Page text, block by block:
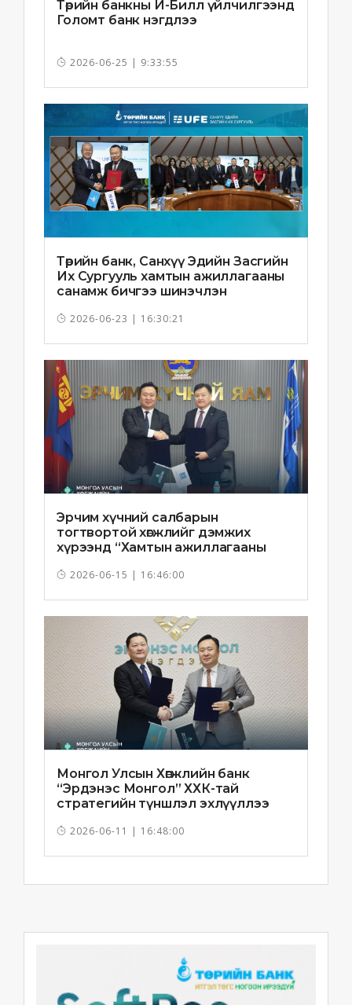
Төрийн банкны И-Билл үйлчилгээнд
Голомт банк нэгдлээ
2026-06-25 | 9:33:55
Төрийн банк, Санхүү Эдийн Засгийн
Их Сургууль хамтын ажиллагааны
санамж бичгээ шинэчлэн
2026-06-23 | 16:30:21
Эрчим хүчний салбарын
тогтвортой хөгжлийг дэмжих
хүрээнд “Хамтын ажиллагааны
2026-06-15 | 16:46:00
Монгол Улсын Хөгжлийн банк
“Эрдэнэс Монгол” ХХК-тай
стратегийн түншлэл эхлүүллээ
2026-06-11 | 16:48:00